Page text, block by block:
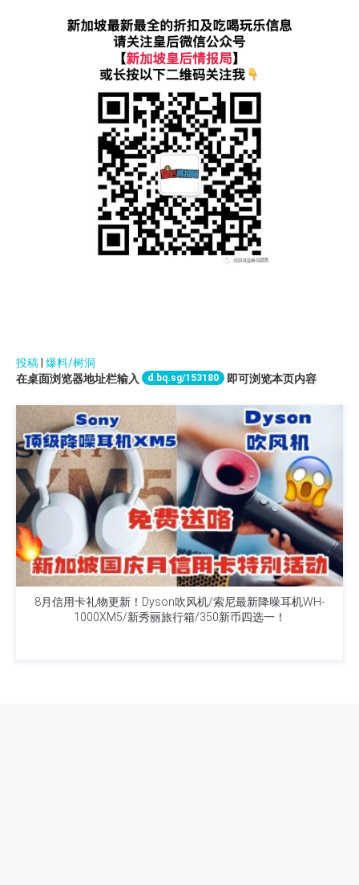
投稿 爆料/树洞
在桌面浏览器地址栏输入
d.bq.sg/153180 即可浏览本页内容
8月信用卡礼物更新！Dyson吹风机/索尼最新降噪耳机WH-
1000XM5/新秀丽旅行箱/350新币四选一！